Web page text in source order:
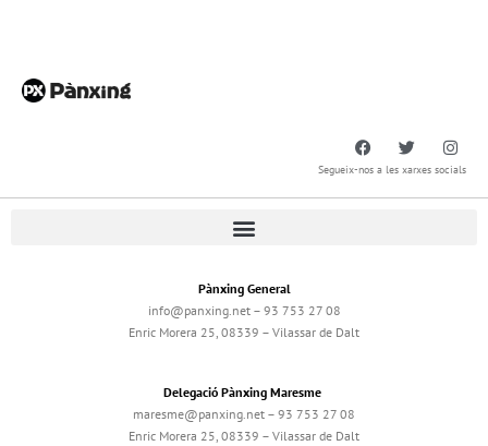
Segueix-nos a les xarxes socials
Pànxing General
info@panxing.net – 93 753 27 08
Enric Morera 25, 08339 – Vilassar de Dalt
Delegació Pànxing Maresme
maresme@panxing.net – 93 753 27 08
Enric Morera 25, 08339 – Vilassar de Dalt